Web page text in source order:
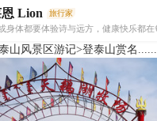
Lion 旅行家
山风景区游记>登泰山赏名......